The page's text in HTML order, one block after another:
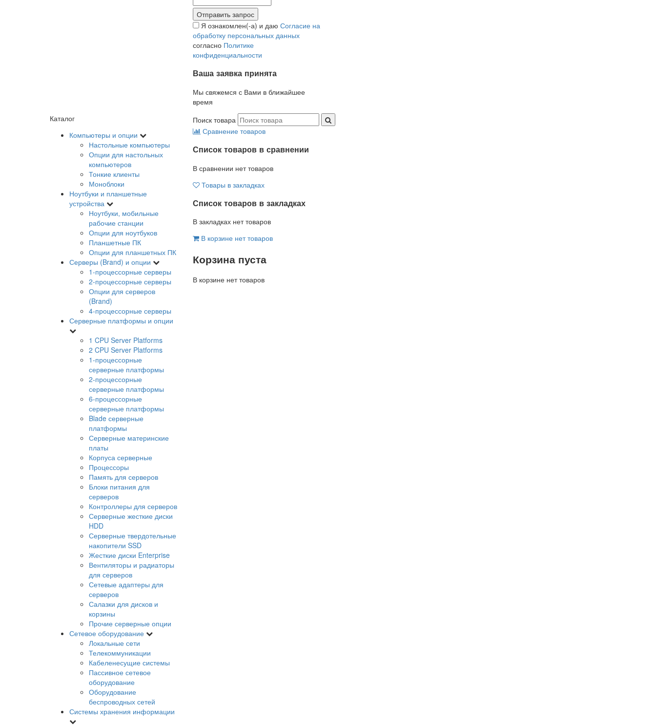
Я ознакомлен(-а) и даю Согласие на
обработку персональных данных
согласно Политике
конфиденциальности
Ваша заявка принята
Мы свяжемся с Вами в ближайшее
время
Каталог
Компьютеры и опции
Настольные компьютеры
Опции для настольных
компьютеров
Тонкие клиенты
Моноблоки
Ноутбуки и планшетные
устройства
Ноутбуки, мобильные
рабочие станции
Опции для ноутбуков
Планшетные ПК
Опции для планшетных ПК
Серверы (Brand) и опции
1-процессорные серверы
2-процессорные серверы
Опции для серверов
(Brand)
4-процессорные серверы
Серверные платформы и опции
1 CPU Server Platforms
2 CPU Server Platforms
1-процессорные
серверные платформы
2-процессорные
серверные платформы
6-процессорные
серверные платформы
Blade серверные
платформы
Серверные материнские
платы
Корпуса серверные
Процессоры
Память для серверов
Блоки питания для
серверов
Контроллеры для серверов
Серверные жесткие диски
HDD
Серверные твердотельные
накопители SSD
Жесткие диски Enterprise
Вентиляторы и радиаторы
для серверов
Сетевые адаптеры для
серверов
Салазки для дисков и
корзины
Прочие серверные опции
Сетевое оборудование
Локальные сети
Телекоммуникации
Кабеленесущие системы
Пассивное сетевое
оборудование
Оборудование
беспроводных сетей
Системы хранения информации
Поиск товара
Сравнение товаров
Список товаров в сравнении
В сравнении нет товаров
Товары в закладках
Список товаров в закладках
В закладках нет товаров
В корзине нет товаров
Корзина пуста
В корзине нет товаров